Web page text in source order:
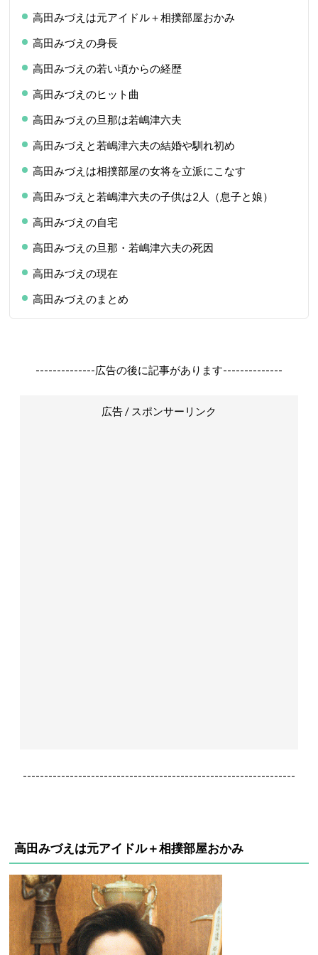
高田みづえは元アイドル＋相撲部屋おかみ
高田みづえの身長
高田みづえの若い頃からの経歴
高田みづえのヒット曲
高田みづえの旦那は若嶋津六夫
高田みづえと若嶋津六夫の結婚や馴れ初め
高田みづえは相撲部屋の女将を立派にこなす
高田みづえと若嶋津六夫の子供は2人（息子と娘）
高田みづえの自宅
高田みづえの旦那・若嶋津六夫の死因
高田みづえの現在
高田みづえのまとめ
--------------広告の後に記事があります--------------
広告 / スポンサーリンク
----------------------------------------------------------------
高田みづえは元アイドル＋相撲部屋おかみ